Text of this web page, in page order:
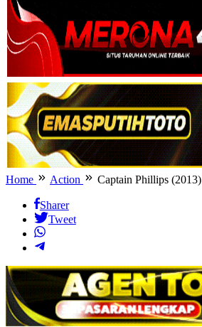
Home Action Captain Phillips (2013)
Sharer
Tweet